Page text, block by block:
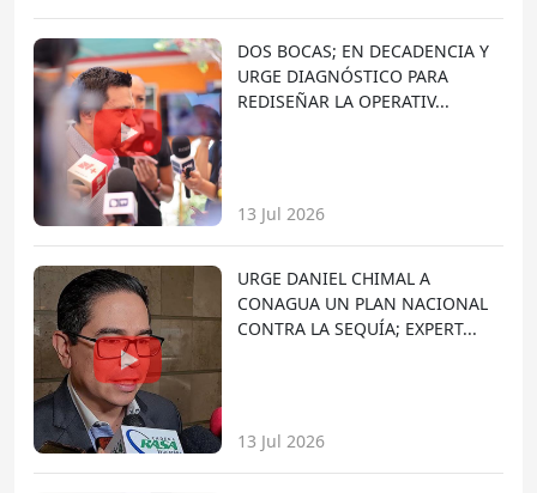
DOS BOCAS; EN DECADENCIA Y
URGE DIAGNÓSTICO PARA
REDISEÑAR LA OPERATIV...
13 Jul 2026
URGE DANIEL CHIMAL A
CONAGUA UN PLAN NACIONAL
CONTRA LA SEQUÍA; EXPERT...
13 Jul 2026